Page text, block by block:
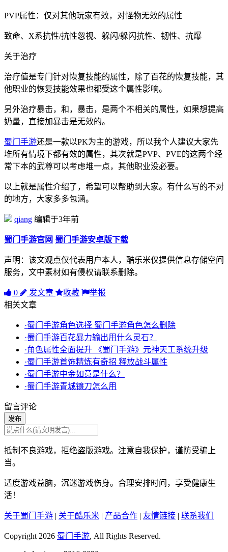
PVP属性：仅对其他玩家有效，对怪物无效的属性
致命、X系抗性/抗性忽视、躲闪/躲闪抗性、韧性、抗爆
关于治疗
治疗值是专门针对恢复技能的属性，除了百花的恢复技能，其
他职业的恢复技能效果也都受这个属性影响。
另外治疗暴击，和，暴击，是两个不相关的属性，如果想提高
奶量，直接加暴击是无效的。
蜀门手游还是一款以PK为主的游戏，所以我个人建议大家先
堆所有情境下都有效的属性，其次就是PVP、PVE的这两个经
常下本的武尊可以考虑堆一点，其他职业没必要。
以上就是属性介绍了，希望可以帮助到大家。有什么写的不对
的地方，大家多多包涵。
qiang 编辑于3年前
蜀门手游官网 蜀门手游安卓版下载
声明：该文观点仅代表用户本人，酷乐米仅提供信息存储空间
服务，文中素材如有侵权请联系删除。
0 发文章 收藏
举报
相关文章
·蜀门手游角色选择 蜀门手游角色怎么删除
·蜀门手游百花暴力输出用什么灵石？
·角色属性全面提升 《蜀门手游》元神天工系统升级
·蜀门手游首饰精炼有奇招 释放战斗属性
·蜀门手游中金如意是什么？
·蜀门手游青城镰刀怎么用
留言评论
发布
抵制不良游戏，拒绝盗版游戏。注意自我保护，谨防受骗上
当。
适度游戏益脑，沉迷游戏伤身。合理安排时间，享受健康生
活！
关于蜀门手游 | 关于酷乐米 | 产品合作 | 友情链接 | 联系我们
Copyright 2026 蜀门手游, All Rights Reserved.